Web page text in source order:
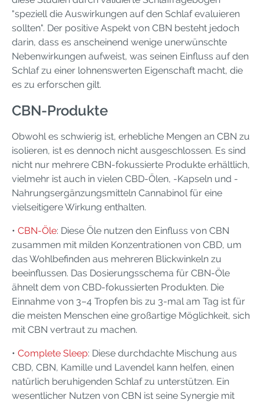
"speziell die Auswirkungen auf den Schlaf evaluieren
sollten". Der positive Aspekt von CBN besteht jedoch
darin, dass es anscheinend wenige unerwünschte
Nebenwirkungen aufweist, was seinen Einfluss auf den
Schlaf zu einer lohnenswerten Eigenschaft macht, die
es zu erforschen gilt.
CBN-Produkte
Obwohl es schwierig ist, erhebliche Mengen an CBN zu
isolieren, ist es dennoch nicht ausgeschlossen. Es sind
nicht nur mehrere CBN-fokussierte Produkte erhältlich,
vielmehr ist auch in vielen CBD-Ölen, -Kapseln und -
Nahrungsergänzungsmitteln Cannabinol für eine
vielseitigere Wirkung enthalten.
• CBN-Öle: Diese Öle nutzen den Einfluss von CBN
zusammen mit milden Konzentrationen von CBD, um
das Wohlbefinden aus mehreren Blickwinkeln zu
beeinflussen. Das Dosierungsschema für CBN-Öle
ähnelt dem von CBD-fokussierten Produkten. Die
Einnahme von 3–4 Tropfen bis zu 3-mal am Tag ist für
die meisten Menschen eine großartige Möglichkeit, sich
mit CBN vertraut zu machen.
• Complete Sleep: Diese durchdachte Mischung aus
CBD, CBN, Kamille und Lavendel kann helfen, einen
natürlich beruhigenden Schlaf zu unterstützen. Ein
wesentlicher Nutzen von CBN ist seine Synergie mit